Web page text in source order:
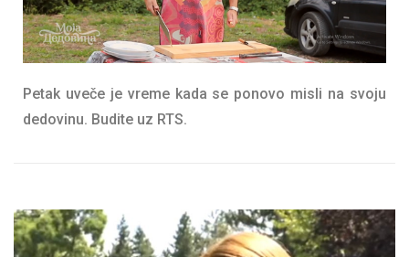
Petak uveče je vreme kada se ponovo misli na svoju
dedovinu. Budite uz RTS.